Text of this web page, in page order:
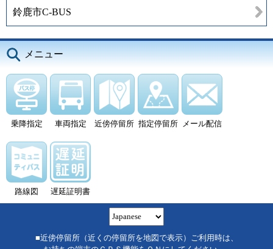
鈴鹿市C-BUS
メニュー
乗降指定 車両指定 近傍停留所 指定停留所 メール配信
路線図 遅延証明書
■近傍停留所（近くの停留所を地図で表示）ご利用時は、